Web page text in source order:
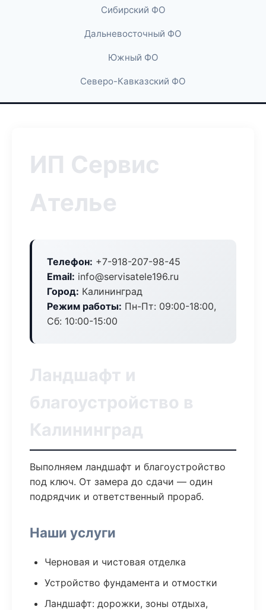
Сибирский ФО
Дальневосточный ФО
Южный ФО
Северо-Кавказский ФО
ИП Сервис
Ателье
Телефон: +7-918-207-98-45
Email: info@servisatele196.ru
Город: Калининград
Режим работы: Пн-Пт: 09:00-18:00,
Сб: 10:00-15:00
Ландшафт и
благоустройство в
Калининград
Выполняем ландшафт и благоустройство
под ключ. От замера до сдачи — один
подрядчик и ответственный прораб.
Наши услуги
Черновая и чистовая отделка
Устройство фундамента и отмостки
Ландшафт: дорожки, зоны отдыха,